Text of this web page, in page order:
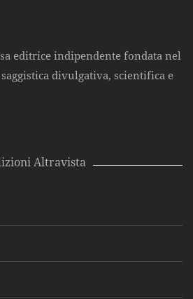
editrice indipendente fondata nel
divulgativa, scientifica e
Altravista